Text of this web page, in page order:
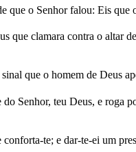
o Senhor falou: Eis que
que clamara contra o altar
que o homem de Deus
Senhor, teu Deus, e
te; e dar-te-ei um